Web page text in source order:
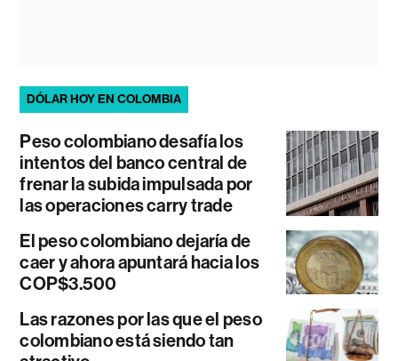
DÓLAR HOY EN COLOMBIA
Peso colombiano desafía los
intentos del banco central de
frenar la subida impulsada por
las operaciones carry trade
El peso colombiano dejaría de
caer y ahora apuntará hacia los
COP$3.500
Las razones por las que el peso
colombiano está siendo tan